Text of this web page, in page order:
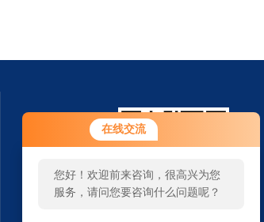
在线交流
您好！欢迎前来咨询，很高兴为您
服务，请问您要咨询什么问题呢？